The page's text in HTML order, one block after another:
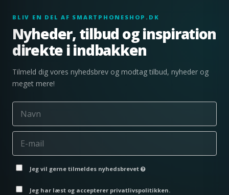
BLIV EN DEL AF SMARTPHONESHOP.DK
Nyheder, tilbud og inspiration
direkte i indbakken
Tilmeld dig vores nyhedsbrev og modtag tilbud, nyheder og
meget mere!
Jeg vil gerne tilmeldes nyhedsbrevet
Jeg har læst og accepterer privatlivspolitikken.